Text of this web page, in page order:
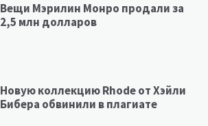
Вещи Мэрилин Монро продали за
2,5 млн долларов
Новую коллекцию Rhode от Хэйли
Бибера обвинили в плагиате